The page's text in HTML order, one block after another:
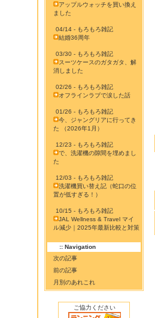
アップルウォッチを買い換え
ました
04/14 - もろもろ雑記
結婚36周年
03/30 - もろもろ雑記
スーツケースのガタガタ、解
消しました
02/26 - もろもろ雑記
オフラインラブで涙した話
01/26 - もろもろ雑記
今、ジャングリアに行ってき
た （2026年1月）
12/23 - もろもろ雑記
で、洗濯機の隙間を埋めまし
た
12/03 - もろもろ雑記
洗濯機買い替え記（蛇口の位
置が低すぎる！）
10/15 - もろもろ雑記
JAL Wellness & Travel マイ
ル減少｜2025年最新比較と対策
:: Navigation
次の記事
前の記事
月別のあれこれ
ご協力ください